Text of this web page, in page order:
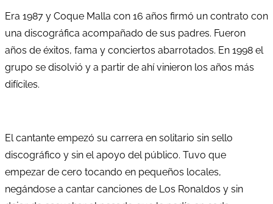
Era 1987 y Coque Malla con 16 años firmó un contrato con
una discográfica acompañado de sus padres. Fueron
años de éxitos, fama y conciertos abarrotados. En 1998 el
grupo se disolvió y a partir de ahí vinieron los años más
difíciles.
El cantante empezó su carrera en solitario sin sello
discográfico y sin el apoyo del público. Tuvo que
empezar de cero tocando en pequeños locales,
negándose a cantar canciones de Los Ronaldos y sin